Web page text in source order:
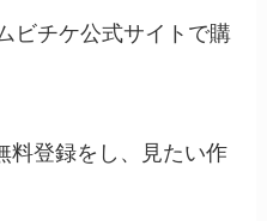
ビチケ公式サイトで購
料登録をし、見たい作